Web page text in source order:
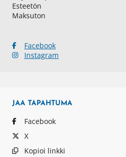
Esteetön
Maksuton
Facebook
Instagram
JAA TAPAHTUMA
Facebook
X
Kopioi linkki